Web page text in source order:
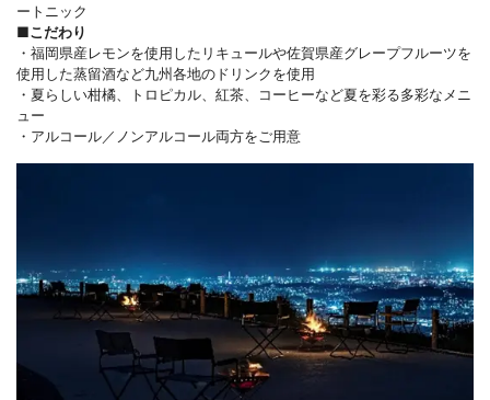
ートニック
■こだわり
・福岡県産レモンを使用したリキュールや佐賀県産グレープフルーツを
使用した蒸留酒など九州各地のドリンクを使用
・夏らしい柑橘、トロピカル、紅茶、コーヒーなど夏を彩る多彩なメニ
ュー
・アルコール／ノンアルコール両方をご用意